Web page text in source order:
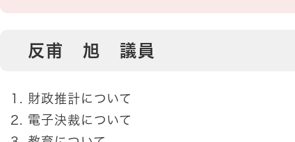
反甫 旭 議員
財政推計について
電子決裁について